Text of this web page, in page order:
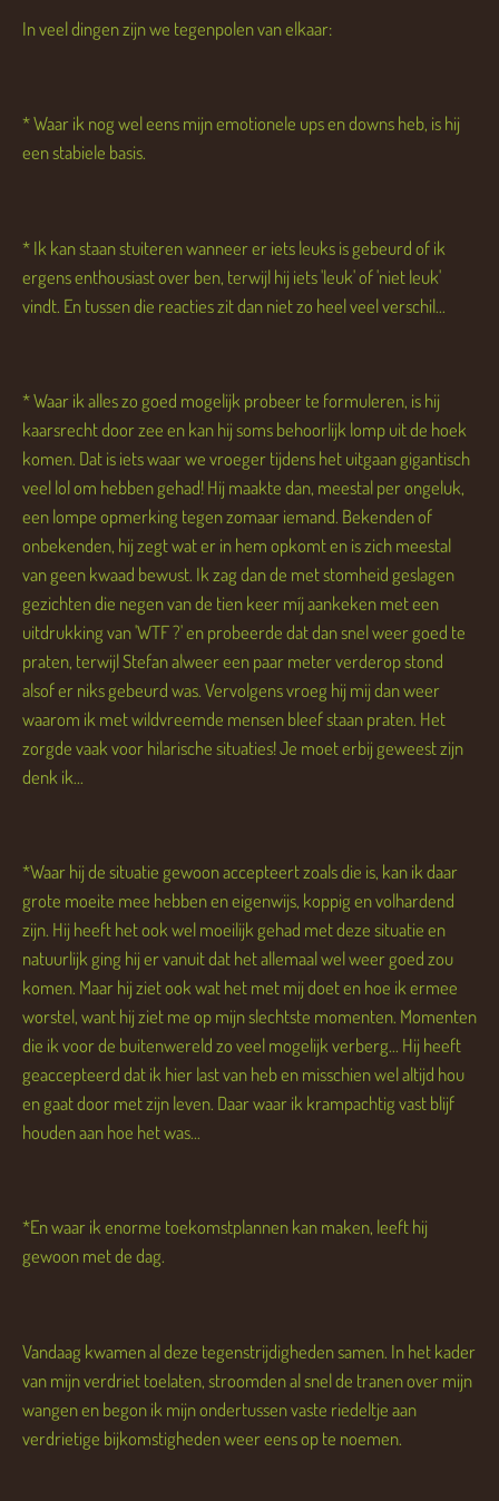
In veel dingen zijn we tegenpolen van elkaar:
* Waar ik nog wel eens mijn emotionele ups en downs heb, is hij
een stabiele basis.
* Ik kan staan stuiteren wanneer er iets leuks is gebeurd of ik
ergens enthousiast over ben, terwijl hij iets 'leuk' of 'niet leuk'
vindt. En tussen die reacties zit dan niet zo heel veel verschil...
* Waar ik alles zo goed mogelijk probeer te formuleren, is hij
kaarsrecht door zee en kan hij soms behoorlijk lomp uit de hoek
komen. Dat is iets waar we vroeger tijdens het uitgaan gigantisch
veel lol om hebben gehad! Hij maakte dan, meestal per ongeluk,
een lompe opmerking tegen zomaar iemand. Bekenden of
onbekenden, hij zegt wat er in hem opkomt en is zich meestal
van geen kwaad bewust. Ik zag dan de met stomheid geslagen
gezichten die negen van de tien keer míj aankeken met een
uitdrukking van 'WTF ?' en probeerde dat dan snel weer goed te
praten, terwijl Stefan alweer een paar meter verderop stond
alsof er niks gebeurd was. Vervolgens vroeg hij mij dan weer
waarom ik met wildvreemde mensen bleef staan praten. Het
zorgde vaak voor hilarische situaties! Je moet erbij geweest zijn
denk ik...
*Waar hij de situatie gewoon accepteert zoals die is, kan ik daar
grote moeite mee hebben en eigenwijs, koppig en volhardend
zijn. Hij heeft het ook wel moeilijk gehad met deze situatie en
natuurlijk ging hij er vanuit dat het allemaal wel weer goed zou
komen. Maar hij ziet ook wat het met mij doet en hoe ik ermee
worstel, want hij ziet me op mijn slechtste momenten. Momenten
die ik voor de buitenwereld zo veel mogelijk verberg... Hij heeft
geaccepteerd dat ik hier last van heb en misschien wel altijd hou
en gaat door met zijn leven. Daar waar ik krampachtig vast blijf
houden aan hoe het was...
*En waar ik enorme toekomstplannen kan maken, leeft hij
gewoon met de dag.
Vandaag kwamen al deze tegenstrijdigheden samen. In het kader
van mijn verdriet toelaten, stroomden al snel de tranen over mijn
wangen en begon ik mijn ondertussen vaste riedeltje aan
verdrietige bijkomstigheden weer eens op te noemen.